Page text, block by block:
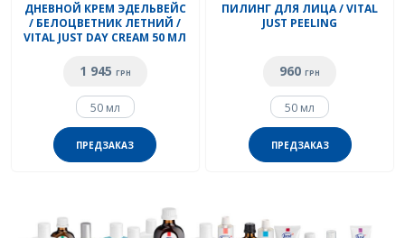
ДНЕВНОЙ КРЕМ ЭДЕЛЬВЕЙС
/ БЕЛОЦВЕТНИК ЛЕТНИЙ /
VITAL JUST DAY CREAM 50 МЛ
1 945 ГРН
50 мл
ПРЕДЗАКАЗ
ПИЛИНГ ДЛЯ ЛИЦА / VITAL
JUST PEELING
960 ГРН
50 мл
ПРЕДЗАКАЗ